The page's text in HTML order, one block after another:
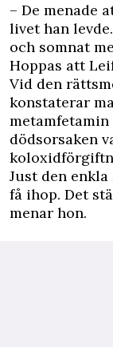
– De menade
livet han
och somnat
Hoppas att
Vid den
konstaterar
dödsorsaken
Just den
få ihop. Det
menar hon.